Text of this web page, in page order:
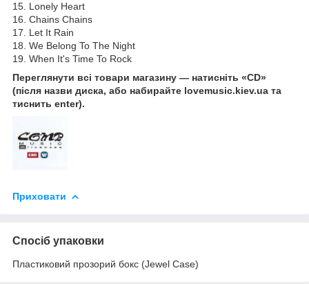
15. Lonely Heart
16. Chains Chains
17. Let It Rain
18. We Belong To The Night
19. When It's Time To Rock
Переглянути всі товари магазину — натисніть «CD»
(після назви диска, або набирайте lovemusic.kiev.ua та
тиснить enter).
Приховати
Спосіб упаковки
Пластиковий прозорий бокс (Jewel Case)